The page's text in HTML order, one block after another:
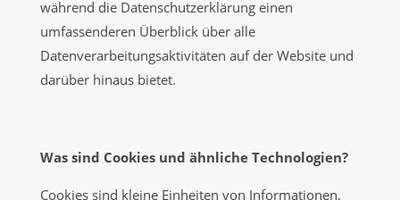
während die Datenschutzerklärung einen
umfassenderen Überblick über alle
Datenverarbeitungsaktivitäten auf der Website und
darüber hinaus bietet.
Was sind Cookies und ähnliche Technologien?
Cookies sind kleine Einheiten von Informationen,